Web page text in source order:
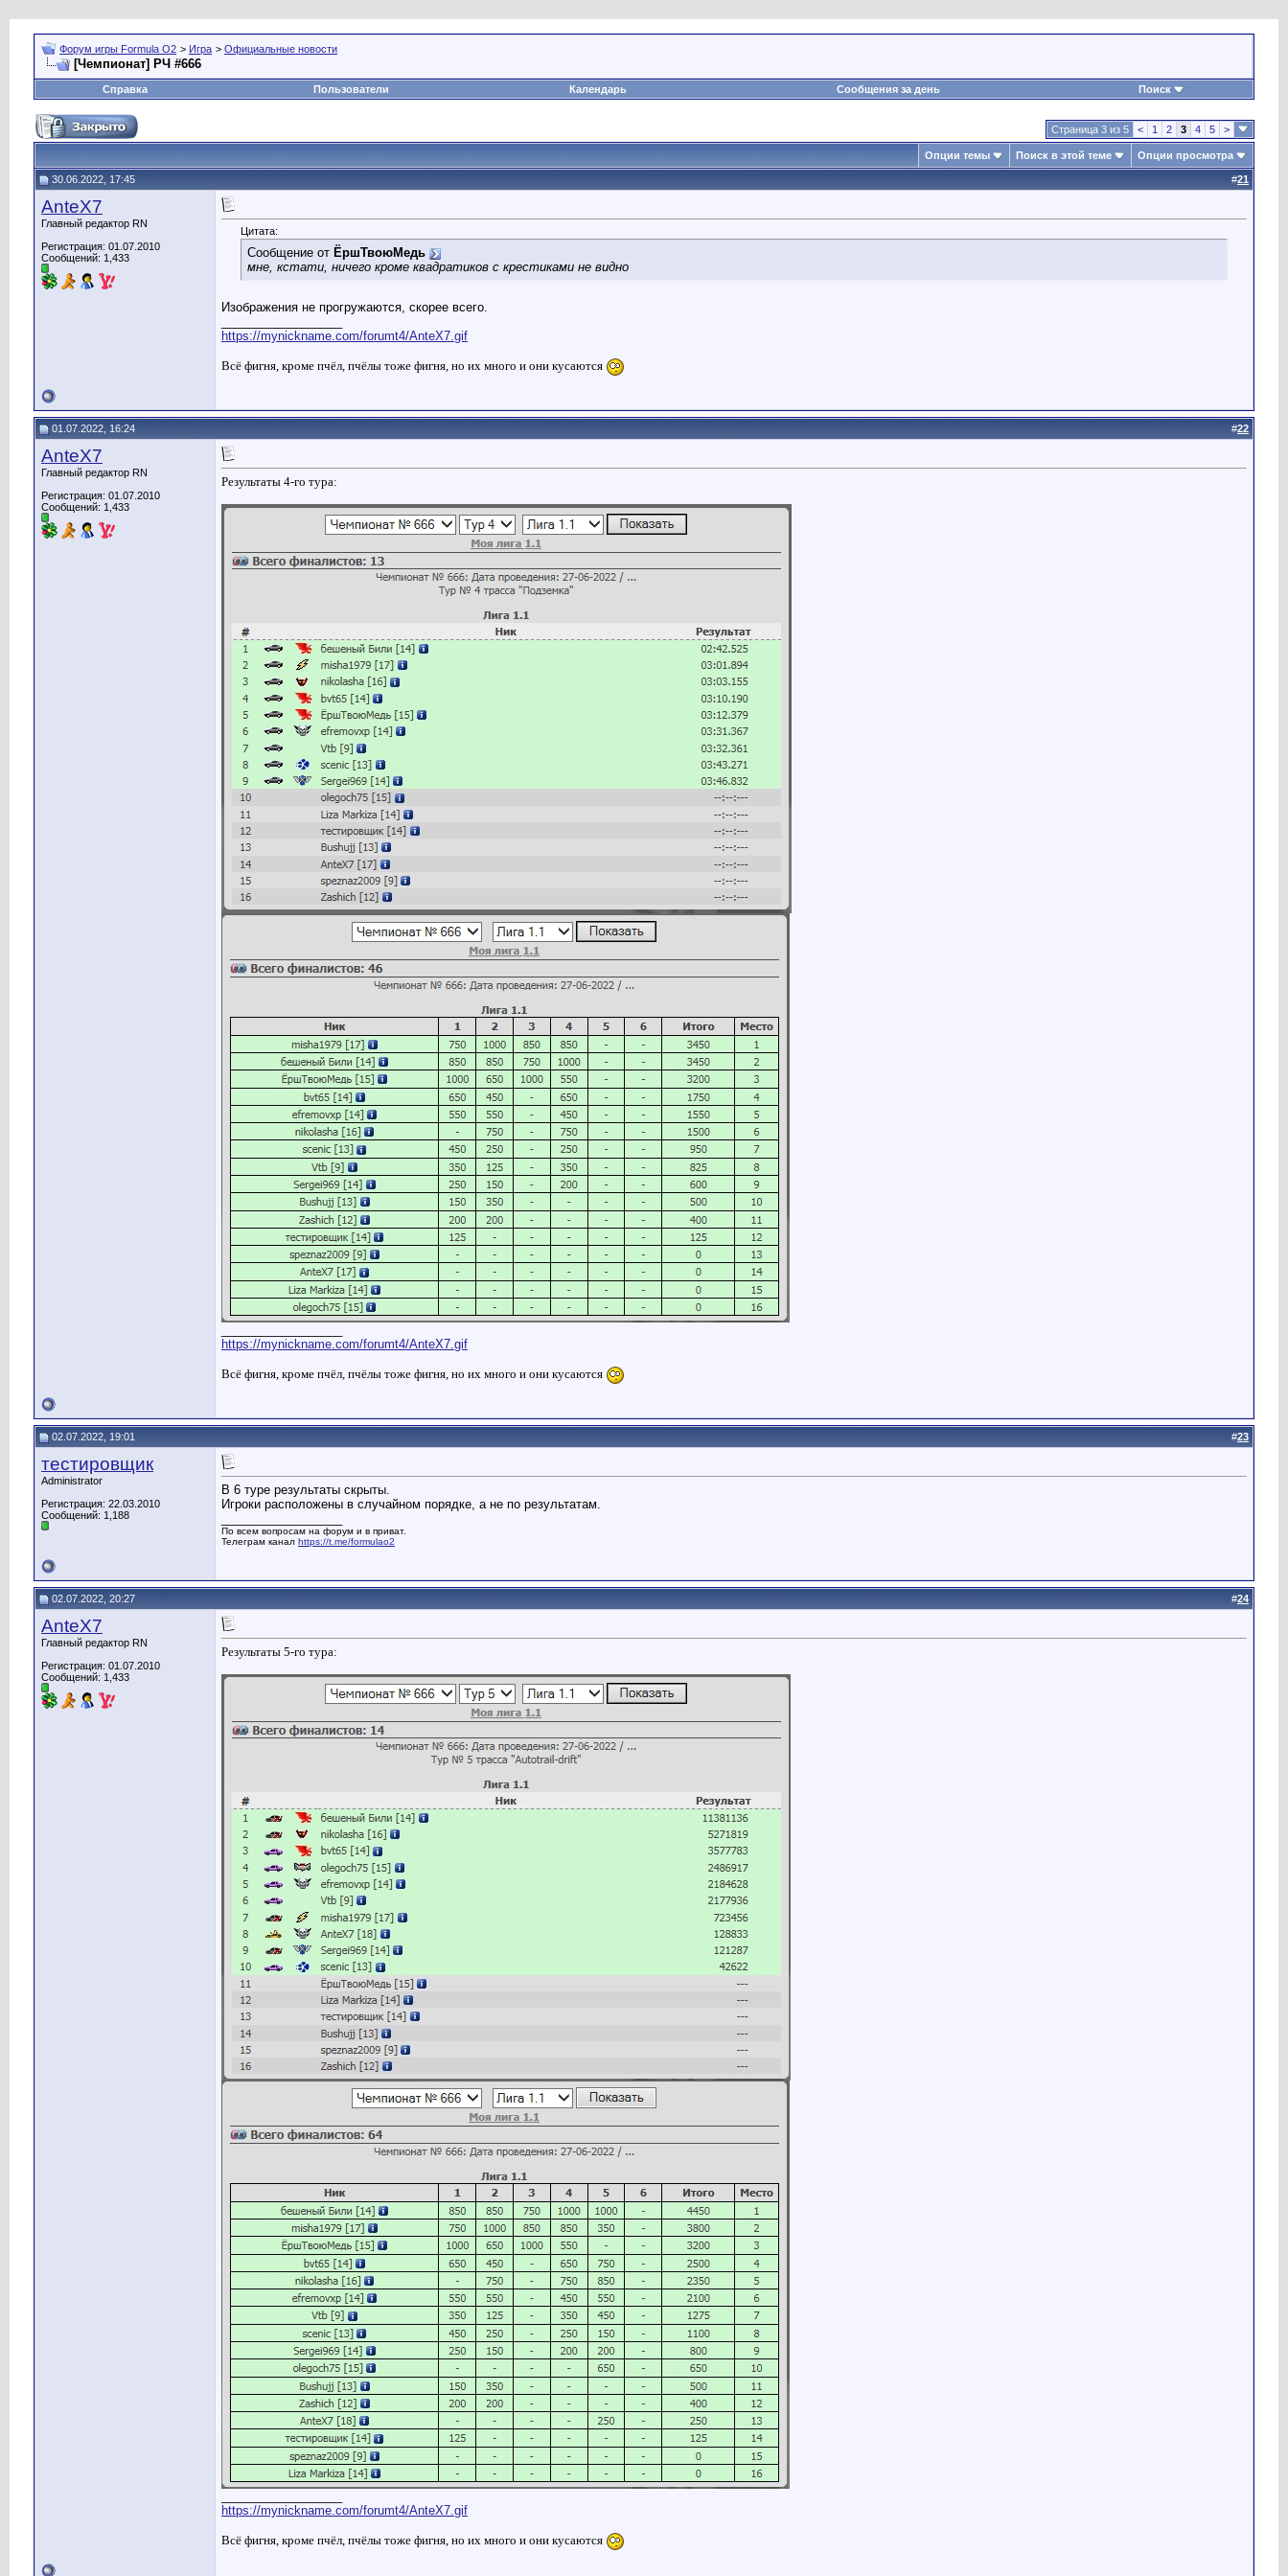
Форум игры Formula O2 > Игра > Официальные новости
[Чемпионат] РЧ #666
Справка Пользователи Календарь Сообщения за день Поиск
Страница 3 из 5 < 1 2 3 4 5 >
Опции темы Поиск в этой теме Опции просмотра
30.06.2022, 17:45 #21
AnteX7
Главный редактор RN
Регистрация: 01.07.2010
Сообщений: 1,433
Цитата:
Сообщение от ЁршТвоюМедь
мне, кстати, ничего кроме квадратиков с крестиками не видно
Изображения не прогружаются, скорее всего.
https://mynickname.com/forumt4/AnteX7.gif
Всё фигня, кроме пчёл, пчёлы тоже фигня, но их много и они кусаются
01.07.2022, 16:24 #22
AnteX7
Главный редактор RN
Регистрация: 01.07.2010
Сообщений: 1,433
Результаты 4-го тура:
https://mynickname.com/forumt4/AnteX7.gif
Всё фигня, кроме пчёл, пчёлы тоже фигня, но их много и они кусаются
02.07.2022, 19:01 #23
тестировщик
Administrator
Регистрация: 22.03.2010
Сообщений: 1,188
В 6 туре результаты скрыты.
Игроки расположены в случайном порядке, а не по результатам.
По всем вопросам на форум и в приват.
Телеграм канал https://t.me/formulao2
02.07.2022, 20:27 #24
AnteX7
Главный редактор RN
Регистрация: 01.07.2010
Сообщений: 1,433
Результаты 5-го тура:
https://mynickname.com/forumt4/AnteX7.gif
Всё фигня, кроме пчёл, пчёлы тоже фигня, но их много и они кусаются